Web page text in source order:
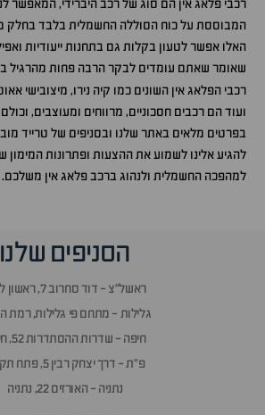
רכבי פלאג אין הם סוג של רכב היברידי, המאפשר
המבוססת על כוח הסוללה החשמלית בלבד בחלק
האלו אפשר לטעון בקלות גם בתחנות ייעודיות
שאומר שאתם עומדים לבקר הרבה פחות מהרגיל
רכבי הפלאג אין השונים כמו קיה נירו, מיצובישי
ועוד הם רכבים חסכוניים, מרווחים ומעוצבים, וכולם
בפרטים מלאים באתר שלנו ובסניפים של טרייד
להגיע אלינו לשמוע את ההצעות ופתרונות המימון
למהפכה החשמלית ולנהוג ברכב פלאג אין משלכם.
הסניפים שלנו
ראשל״צ - דוד סחרוב 7, ראשון לציון
גלילות - מתחם פי גלילות, רמת
חיפה - שדרות ההסתדרות 52, חיפה
פ״ת - דרך יצחק רבין 5, פתח תקווה
נתניה - האורזים 22, נתניה